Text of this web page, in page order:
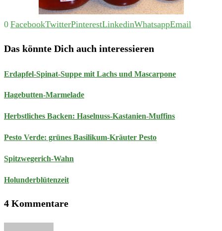
0 FacebookTwitterPinterestLinkedinWhatsappEmail
Das könnte Dich auch interessieren
Erdapfel-Spinat-Suppe mit Lachs und Mascarpone
Hagebutten-Marmelade
Herbstliches Backen: Haselnuss-Kastanien-Muffins
Pesto Verde: grünes Basilikum-Kräuter Pesto
Spitzwegerich-Wahn
Holunderblütenzeit
4 Kommentare